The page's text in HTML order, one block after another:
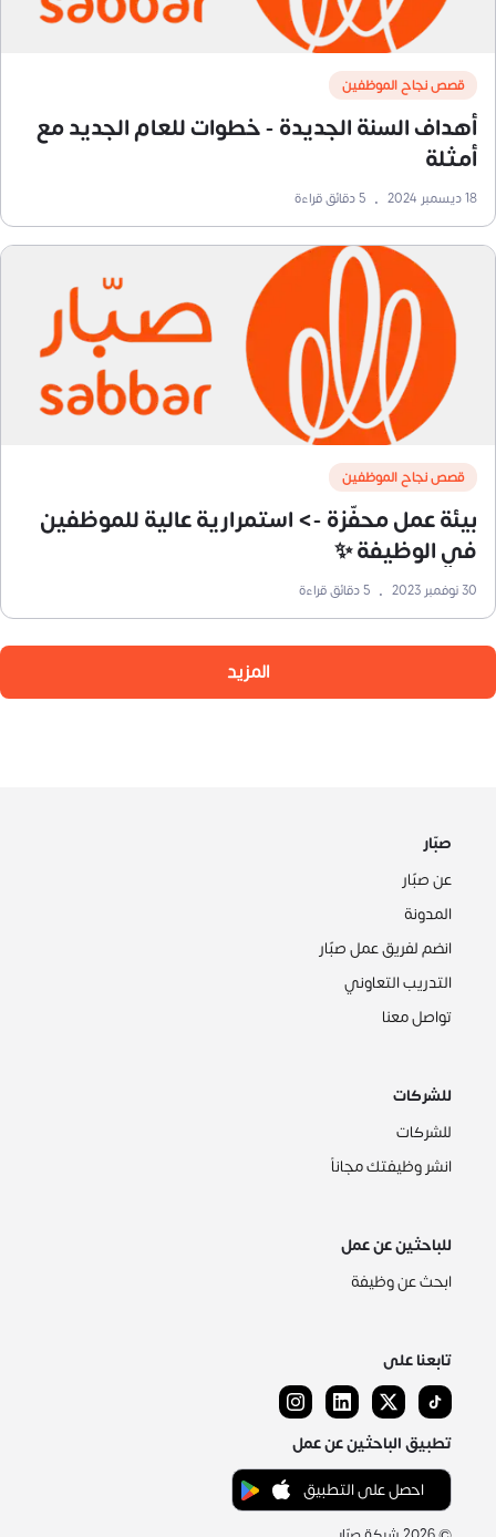
قصص نجاح الموظفين
أهداف السنة الجديدة - خطوات للعام الجديد مع
أمثلة
18 ديسمبر 2024 •
5دقائق قراءة
قصص نجاح الموظفين
بيئة عمل محفّزة -> استمرارية عالية للموظفين
في الوظيفة ✨
30 نوفمبر 2023 •
5دقائق قراءة
المزيد
صبّار
عن صبّار
المدونة
انضم لفريق عمل صبّار
التدريب التعاوني
تواصل معنا
للشركات
للشركات
انشر وظيفتك مجاناً
للباحثين عن عمل
ابحث عن وظيفة
تابعنا على
تطبيق الباحثين عن عمل
احصل على التطبيق